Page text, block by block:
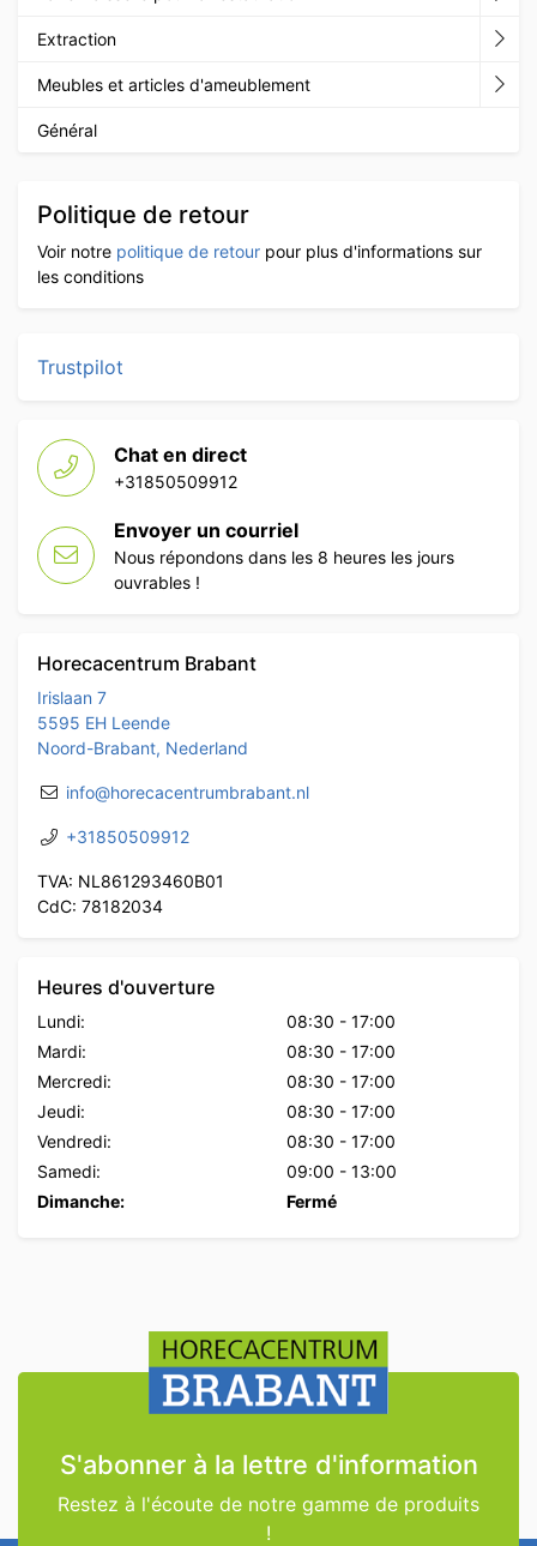
Extraction
Meubles et articles d'ameublement
Général
Politique de retour
Voir notre politique de retour pour plus d'informations sur
les conditions
Trustpilot
Chat en direct
+31850509912
Envoyer un courriel
Nous répondons dans les 8 heures les jours
ouvrables !
Horecacentrum Brabant
Irislaan 7
5595 EH Leende
Noord-Brabant, Nederland
info@horecacentrumbrabant.nl
+31850509912
TVA: NL861293460B01
CdC: 78182034
Heures d'ouverture
Lundi: 08:30 - 17:00
Mardi:
08:30 - 17:00
Mercredi:
08:30 - 17:00
Jeudi:
08:30 - 17:00
Vendredi:
08:30 - 17:00
Samedi:
09:00 - 13:00
Dimanche:
Fermé
S'abonner à la lettre d'information
Restez à l'écoute de notre gamme de produits
!